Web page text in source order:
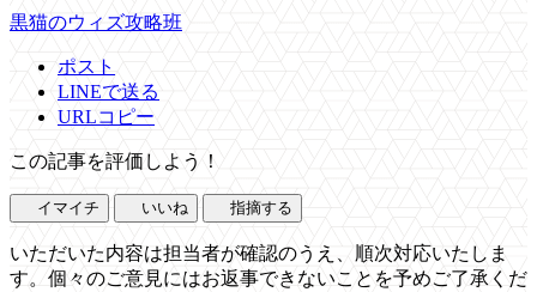
黒猫のウィズ攻略班
ポスト
LINEで送る
URLコピー
この記事を評価しよう！
イマイチ いいね 指摘する
いただいた内容は担当者が確認のうえ、順次対応いたしま
す。個々のご意見にはお返事できないことを予めご了承くだ